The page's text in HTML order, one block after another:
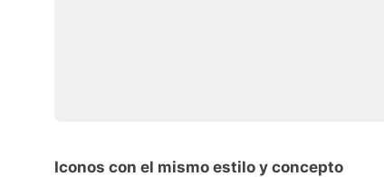
Iconos con el mismo estilo y concepto